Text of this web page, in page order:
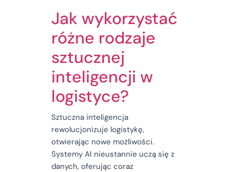
Jak wykorzystać
różne rodzaje
sztucznej
inteligencji w
logistyce?
Sztuczna inteligencja
rewolucjonizuje logistykę,
otwierając nowe możliwości.
Systemy AI nieustannie uczą się z
danych, oferując coraz